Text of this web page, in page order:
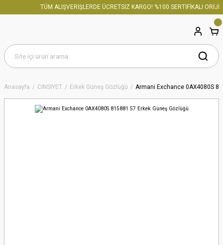
TÜM ALIŞVERİŞLERDE ÜCRETSİZ KARGO! %100 SERTİFİKALI
Anasayfa CİNSİYET Erkek Güneş Gözlüğü Armani Exchance 0AX4080S